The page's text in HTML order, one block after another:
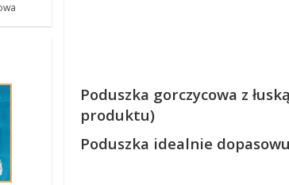
Poduszka gorczycowa z
produktu)
Poduszka idealnie